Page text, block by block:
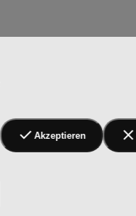
Akzeptieren